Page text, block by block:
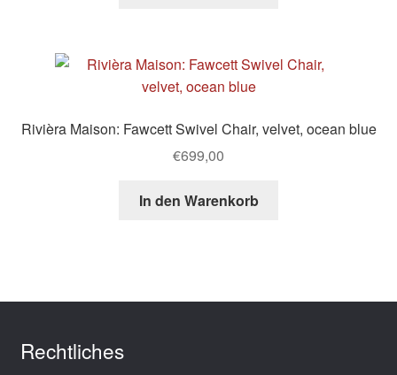
Rivièra Maison: Fawcett Swivel Chair, velvet, ocean blue
€699,00
In den Warenkorb
Rechtliches